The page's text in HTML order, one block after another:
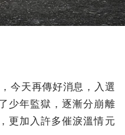
今天再傳好消息，入選
少年監獄，逐漸分崩離
更加入許多催淚溫情元